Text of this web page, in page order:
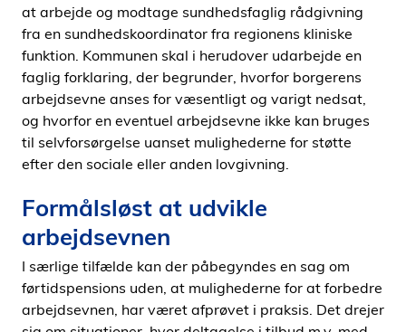
at arbejde og modtage sundhedsfaglig rådgivning
fra en sundhedskoordinator fra regionens kliniske
funktion. Kommunen skal i herudover udarbejde en
faglig forklaring, der begrunder, hvorfor borgerens
arbejdsevne anses for væsentligt og varigt nedsat,
og hvorfor en eventuel arbejdsevne ikke kan bruges
til selvforsørgelse uanset mulighederne for støtte
efter den sociale eller anden lovgivning.
Formålsløst at udvikle
arbejdsevnen
I særlige tilfælde kan der påbegyndes en sag om
førtidspensions uden, at mulighederne for at forbedre
arbejdsevnen, har været afprøvet i praksis. Det drejer